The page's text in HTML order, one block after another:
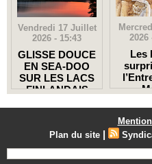
Vendredi 17 Juillet
2026 - 15:43
GLISSE DOUCE
EN SEA-DOO
SUR LES LACS
FINLANDAIS
2026
Les
Plan du site |